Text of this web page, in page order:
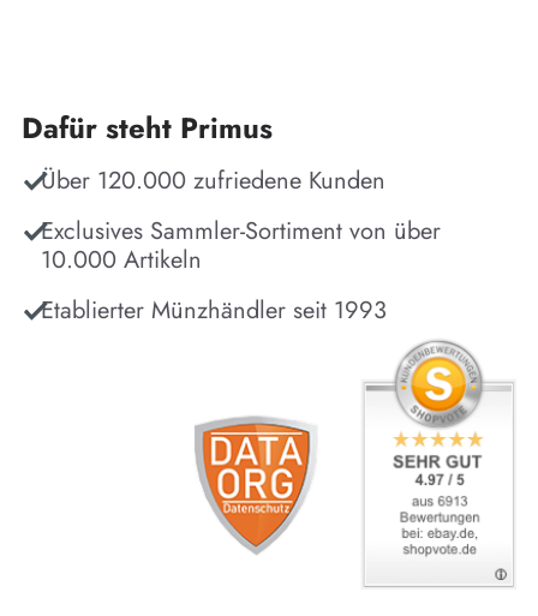
Dafür steht Primus
Über 120.000 zufriedene Kunden
Exclusives Sammler-Sortiment von über
10.000 Artikeln
Etablierter Münzhändler seit 1993